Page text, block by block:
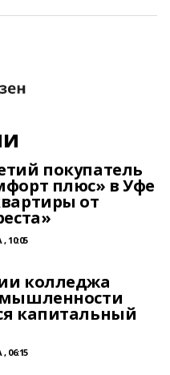
покупатель
плюс» в Уфе
от
10:05
колледжа
капитальный
06:15